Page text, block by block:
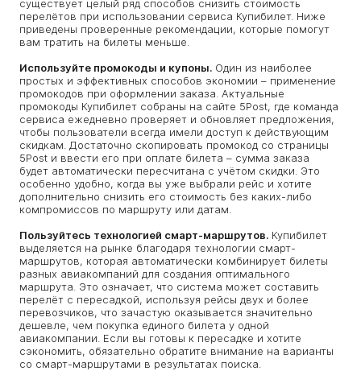
существует целый ряд способов снизить стоимость
перелётов при использовании сервиса Купибилет. Ниже
приведены проверенные рекомендации, которые помогут
вам тратить на билеты меньше.
Используйте промокоды и купоны. Один из наиболее
простых и эффективных способов экономии – применение
промокодов при оформлении заказа. Актуальные
промокоды Купибилет собраны на сайте 5Post, где команда
сервиса ежедневно проверяет и обновляет предложения,
чтобы пользователи всегда имели доступ к действующим
скидкам. Достаточно скопировать промокод со страницы
5Post и ввести его при оплате билета – сумма заказа
будет автоматически пересчитана с учётом скидки. Это
особенно удобно, когда вы уже выбрали рейс и хотите
дополнительно снизить его стоимость без каких-либо
компромиссов по маршруту или датам.
Пользуйтесь технологией смарт-маршрутов. Купибилет
выделяется на рынке благодаря технологии смарт-
маршрутов, которая автоматически комбинирует билеты
разных авиакомпаний для создания оптимального
маршрута. Это означает, что система может составить
перелёт с пересадкой, используя рейсы двух и более
перевозчиков, что зачастую оказывается значительно
дешевле, чем покупка единого билета у одной
авиакомпании. Если вы готовы к пересадке и хотите
сэкономить, обязательно обратите внимание на варианты
со смарт-маршрутами в результатах поиска.